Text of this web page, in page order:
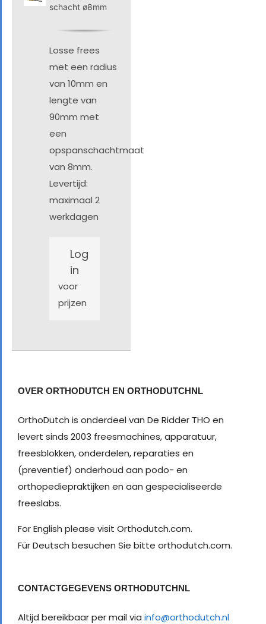
schacht ø8mm
Losse frees
met een radius
van 10mm en
lengte van
90mm met
een
opspanschachtmaat
van 8mm.
Levertijd:
maximaal 2
werkdagen
Log
in
voor
prijzen
OVER ORTHODUTCH EN ORTHODUTCHNL
OrthoDutch is onderdeel van De Ridder THO en
levert sinds 2003 freesmachines, apparatuur,
freesblokken, onderdelen, reparaties en
(preventief) onderhoud aan podo- en
orthopediepraktijken en aan gespecialiseerde
freeslabs.
For English please visit Orthodutch.com.
Für Deutsch besuchen Sie bitte orthodutch.com.
CONTACTGEGEVENS ORTHODUTCHNL
Altijd bereikbaar per mail via info@orthodutch.nl